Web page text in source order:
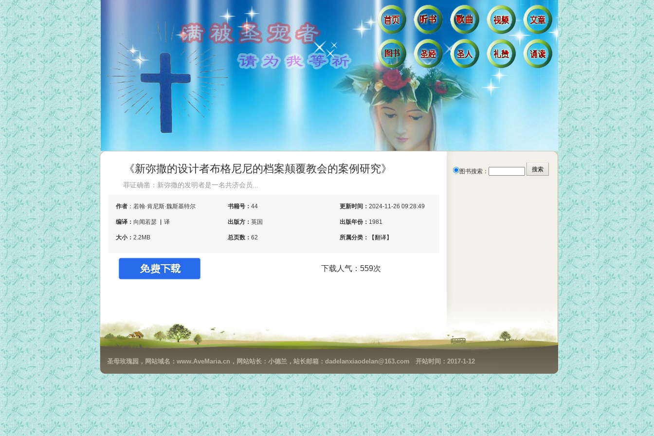
《新弥撒的设计者布格尼尼的档案颠覆教会的案例研究》
罪证确凿：新弥撒的发明者是一名共济会员...
作者 ：若翰·肯尼斯·魏斯基特尔 书籍号： 44 更新时间： 2024-11-26 09:28:49
编译： 向闻若瑟 ▏译 出版方： 英国 出版年份： 1981
大小： 2.2MB 总页数： 62 所属分类： 【翻译】
下载人气：559次
图书搜索：
圣母玫瑰园，网站域名：www.AveMaria.cn，网站站长：小德兰，站长邮箱：dadelanxiaodelan@163.com 开站时间：2017-1-12